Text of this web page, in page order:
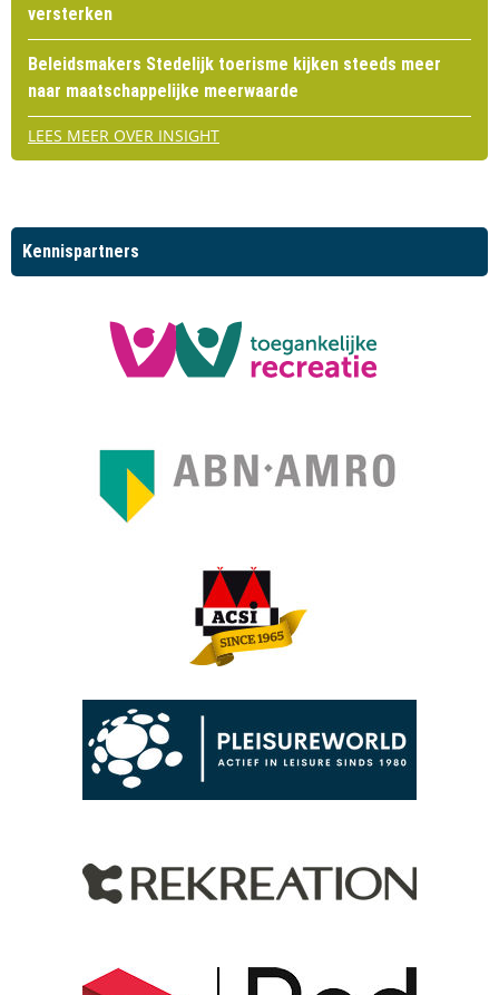
versterken
Beleidsmakers Stedelijk toerisme kijken steeds meer
naar maatschappelijke meerwaarde
LEES MEER OVER INSIGHT
Kennispartners